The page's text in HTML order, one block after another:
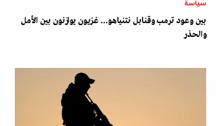
سياسة
بين وعود ترمب وقنابل نتنياهو... غزيون يوازنون بين الأمل
والحذر